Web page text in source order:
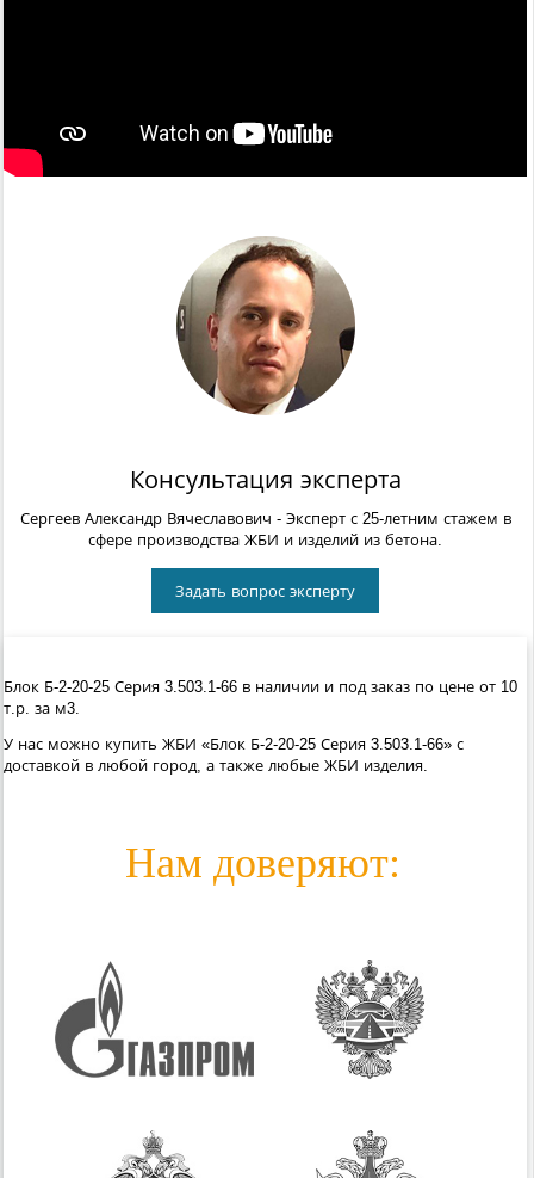
Консультация эксперта
Сергеев Александр Вячеславович - Эксперт с 25-летним стажем в
сфере производства ЖБИ и изделий из бетона.
Задать вопрос эксперту
Блок Б-2-20-25 Серия 3.503.1-66 в наличии и под заказ по цене от 10
т.р. за м3.
У нас можно купить ЖБИ «Блок Б-2-20-25 Серия 3.503.1-66» с
доставкой в любой город, а также любые ЖБИ изделия.
Нам доверяют: